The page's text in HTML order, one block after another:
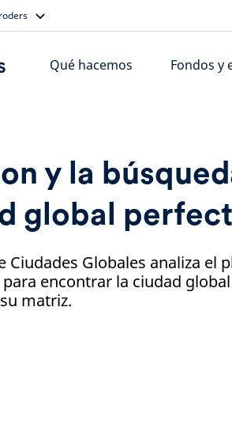
Qué hacemos Fondos y
y la
global
Ciudades Globales analiza el
encontrar la ciudad
matriz.